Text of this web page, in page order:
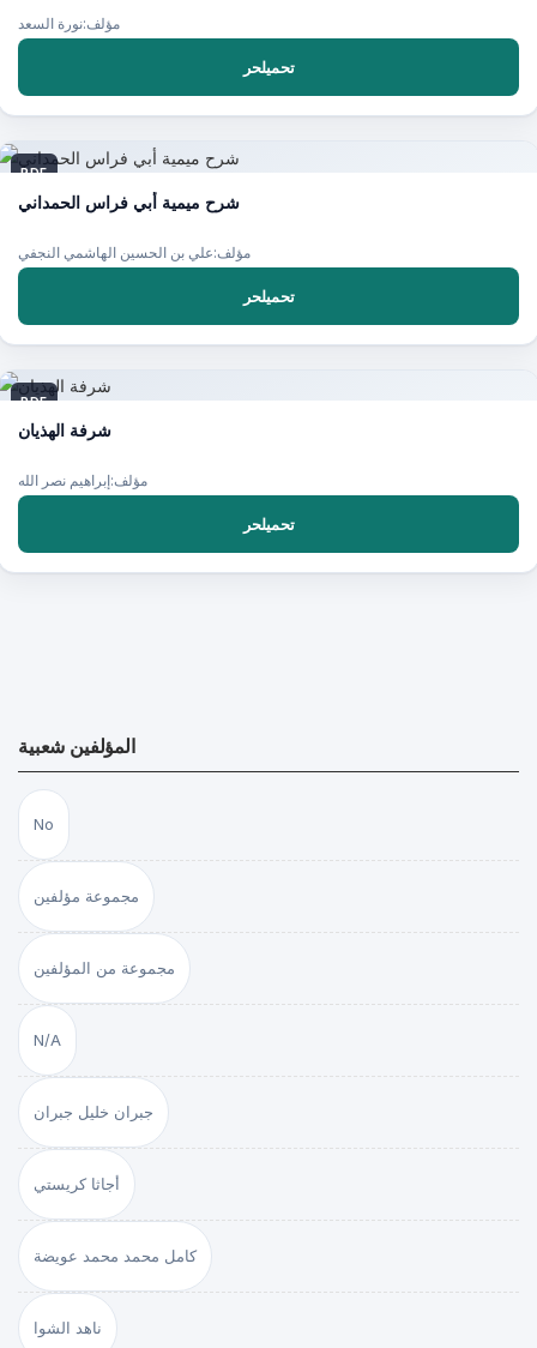
مؤلف:نورة السعد
تحميلحر
PDF
شرح ميمية أبي فراس الحمداني
مؤلف:علي بن الحسين الهاشمي النجفي
تحميلحر
PDF
شرفة الهذيان
مؤلف:إبراهيم نصر الله
تحميلحر
المؤلفين شعبية
No
مجموعة مؤلفين
مجموعة من المؤلفين
N/A
جبران خليل جبران
أجاثا كريستي
كامل محمد محمد عويضة
ناهد الشوا